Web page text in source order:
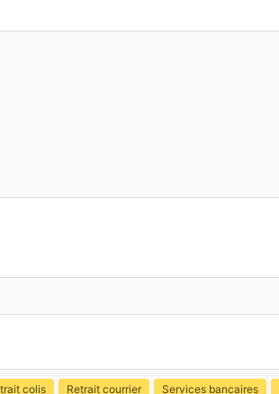
colis Retrait courrier Services bancaires